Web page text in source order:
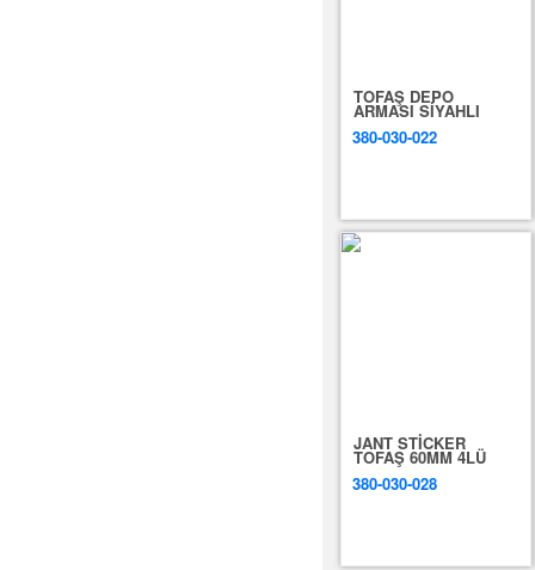
TOFAŞ DEPO
ARMASI SİYAHLI
380-030-022
JANT STİCKER
TOFAŞ 60MM 4LÜ
380-030-028